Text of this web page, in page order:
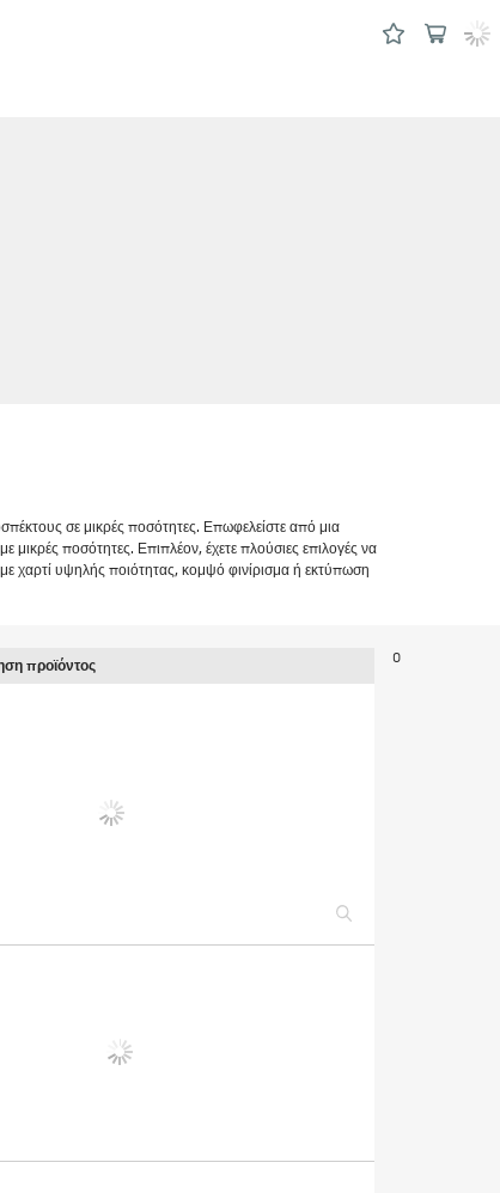
σε μικρές ποσότητες. Επωφελείστε από μια
μικρές ποσότητες. Επιπλέον, έχετε πλούσιες επιλογές να
χαρτί υψηλής ποιότητας, κομψό φινίρισμα ή εκτύπωση
προϊόντος 0